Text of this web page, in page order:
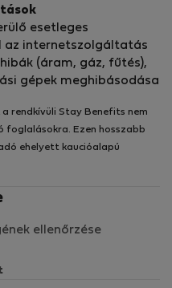
esetleges
az internetszolgáltatás
(áram, gáz, fűtés),
gépek meghibásodása
rendkívüli Stay Benefits nem
foglalásokra. Ezen hosszabb
ehelyett kaucióalapú
ellenőrzése